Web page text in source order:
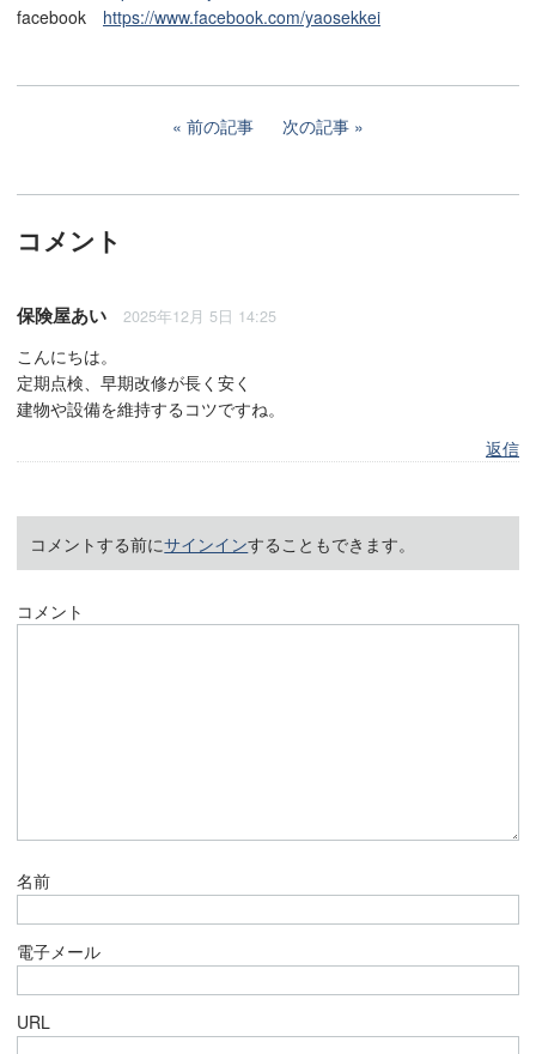
facebook https://www.facebook.com/yaosekkei
前の記事 次の記事
コメント
保険屋あい 2025年12月 5日 14:25
こんにちは。
定期点検、早期改修が長く安く
建物や設備を維持するコツですね。
返信
コメントする前にサインインすることもできます。
コメント
名前
電子メール
URL